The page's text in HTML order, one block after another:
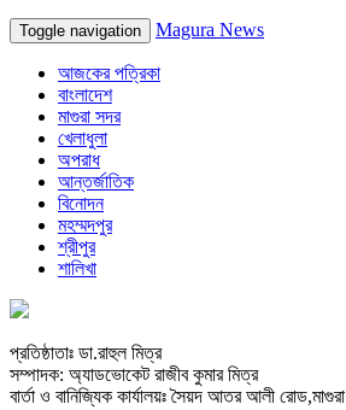
Toggle navigation Magura News
আজকের পত্রিকা
বাংলাদেশ
মাগুরা সদর
খেলাধুলা
অপরাধ
আন্তর্জাতিক
বিনোদন
মহম্মদপুর
শ্রীপুর
শালিখা
প্রতিষ্ঠাতাঃ ডা.রাহুল মিত্র
সম্পাদক: অ্যাডভোকেট রাজীব কুমার মিত্র
বার্তা ও বানিজ্যিক কার্যালয়ঃ সৈয়দ আতর আলী রোড,মাগুরা